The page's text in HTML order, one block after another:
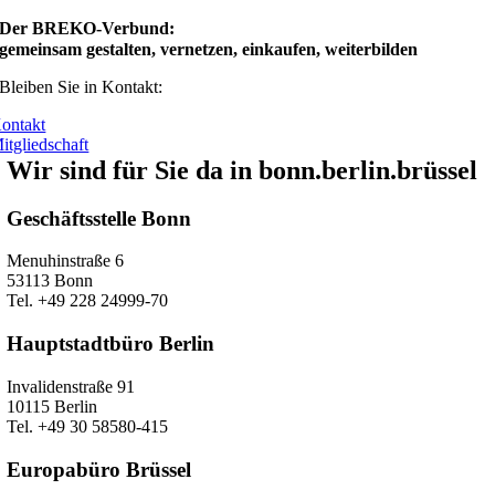
Der BREKO-Verbund:
gemeinsam gestalten, vernetzen, einkaufen, weiterbilden
Bleiben Sie in Kontakt:
Wir sind für Sie da in bonn.berlin.brüssel
Geschäftsstelle Bonn
Menuhinstraße 6
53113 Bonn
Tel. +49 228 24999-70
Hauptstadtbüro Berlin
Invalidenstraße 91
10115 Berlin
Tel. +49 30 58580-415
Europabüro Brüssel